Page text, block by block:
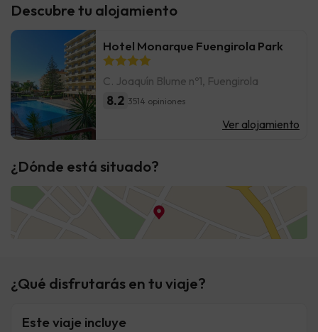
Descubre tu alojamiento
Hotel Monarque Fuengirola Park
C. Joaquín Blume nº1, Fuengirola
8.2 3514 opiniones
Ver alojamiento
¿Dónde está situado?
¿Qué disfrutarás en tu viaje?
Este viaje incluye